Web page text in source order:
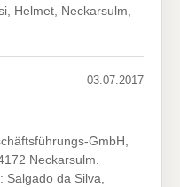
Helmet, Neckarsulm,
03.07.2017
GmbH,
Neckarsulm.
da Silva,